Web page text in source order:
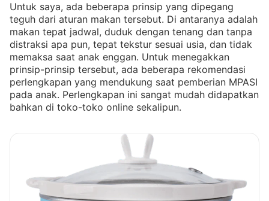
Untuk saya, ada beberapa prinsip yang dipegang
teguh dari aturan makan tersebut. Di antaranya adalah
makan tepat jadwal, duduk dengan tenang dan tanpa
distraksi apa pun, tepat tekstur sesuai usia, dan tidak
memaksa saat anak enggan. Untuk menegakkan
prinsip-prinsip tersebut, ada beberapa rekomendasi
perlengkapan yang mendukung saat pemberian MPASI
pada anak. Perlengkapan ini sangat mudah didapatkan
bahkan di toko-toko online sekalipun.